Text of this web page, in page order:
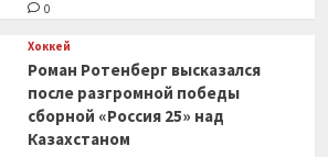
0
Хоккей
Роман Ротенберг высказался
после разгромной победы
сборной «Россия 25» над
Казахстаном